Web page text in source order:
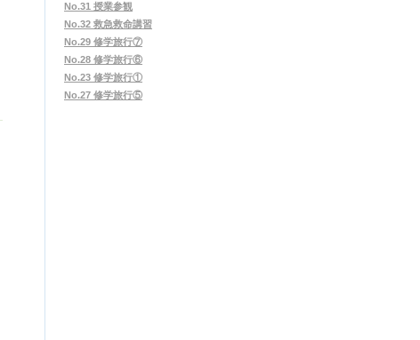
No.31 授業参観
No.32 救急救命講習
No.29 修学旅行⑦
No.28 修学旅行⑥
No.23 修学旅行①
No.27 修学旅行⑤